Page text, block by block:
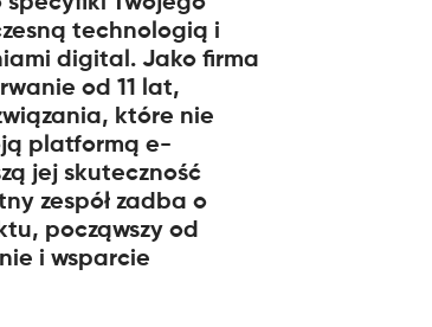
technologią i
digital. Jako firma
od 11 lat,
które nie
platformą e-
jej skuteczność
zespół zadba o
począwszy od
i wsparcie